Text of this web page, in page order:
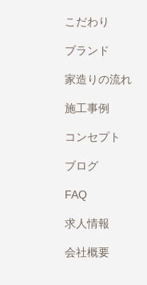
こだわり
ブランド
家造りの流れ
施工事例
コンセプト
ブログ
FAQ
求人情報
会社概要